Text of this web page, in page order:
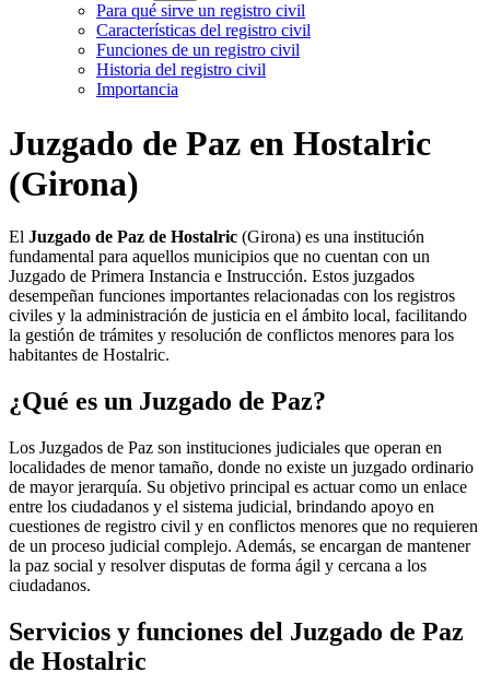
Para qué sirve un registro civil
Características del registro civil
Funciones de un registro civil
Historia del registro civil
Importancia
Juzgado de Paz en Hostalric
(Girona)
El Juzgado de Paz de Hostalric (Girona) es una institución
fundamental para aquellos municipios que no cuentan con un
Juzgado de Primera Instancia e Instrucción. Estos juzgados
desempeñan funciones importantes relacionadas con los registros
civiles y la administración de justicia en el ámbito local, facilitando
la gestión de trámites y resolución de conflictos menores para los
habitantes de Hostalric.
¿Qué es un Juzgado de Paz?
Los Juzgados de Paz son instituciones judiciales que operan en
localidades de menor tamaño, donde no existe un juzgado ordinario
de mayor jerarquía. Su objetivo principal es actuar como un enlace
entre los ciudadanos y el sistema judicial, brindando apoyo en
cuestiones de registro civil y en conflictos menores que no requieren
de un proceso judicial complejo. Además, se encargan de mantener
la paz social y resolver disputas de forma ágil y cercana a los
ciudadanos.
Servicios y funciones del Juzgado de Paz
de Hostalric